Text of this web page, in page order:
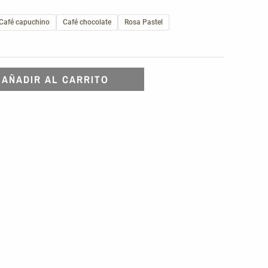
capuchino Café chocolate Rosa Pastel
AÑADIR AL CARRITO